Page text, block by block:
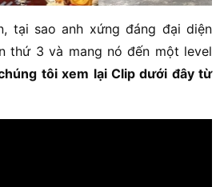
tại sao anh xứng đáng đại diện
thứ 3 và mang nó đến một level
tôi xem lại Clip dưới đây từ